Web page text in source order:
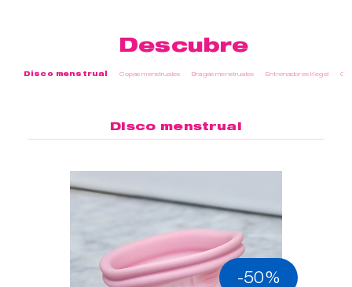
Descubre
Disco menstrual Copas menstruales Bragas menstruales Entrenadores Kegel
Disco menstrual
-50%